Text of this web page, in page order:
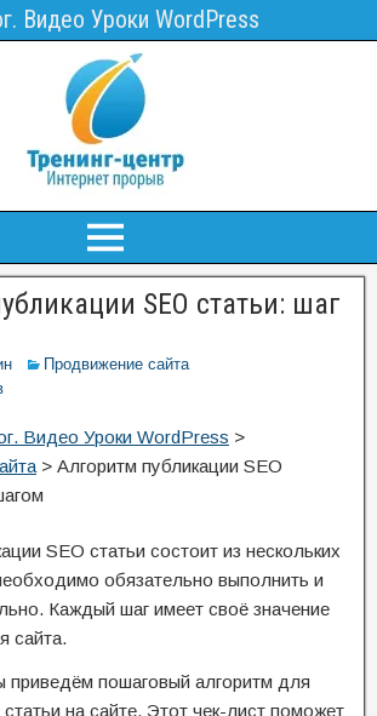
Видео Уроки WordPress
SEO статьи: шаг
Продвижение сайта
Видео Уроки WordPress >
> Алгоритм публикации SEO
SEO статьи состоит из нескольких
обязательно выполнить и
Каждый шаг имеет своё значение
сайта.
приведём пошаговый алгоритм для
на сайте. Этот чек-лист поможет